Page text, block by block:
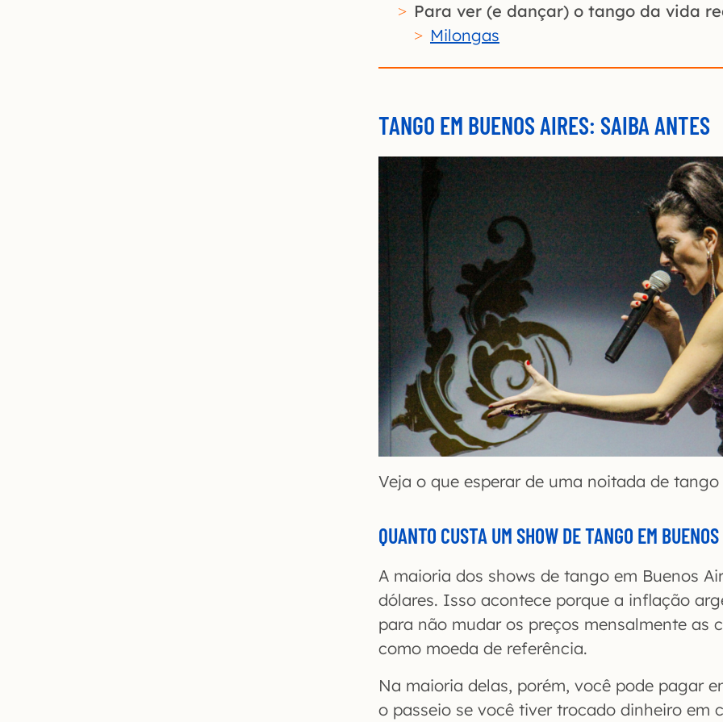
Para ver (e dançar) o tango da vida
Milongas
TANGO EM BUENOS AIRES: SAIBA ANTES
Veja o que esperar de uma noitada de tango
QUANTO CUSTA UM SHOW DE TANGO EM
A maioria dos shows de tango em Buenos
dólares. Isso acontece porque a inflação
para não mudar os preços mensalmente as
como moeda de referência.
Na maioria delas, porém, você pode pagar
o passeio se você tiver trocado dinheiro em